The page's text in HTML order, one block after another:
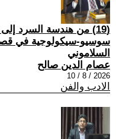
(19) من هندسة السرد
سوسيو-سيكولوجية في
السلاموني
عصام الدين صالح
2026 / 8 / 10
الادب والفن